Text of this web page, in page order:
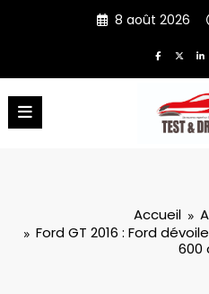
8 août 2026
Accueil
Ford GT 2016 : Ford
600